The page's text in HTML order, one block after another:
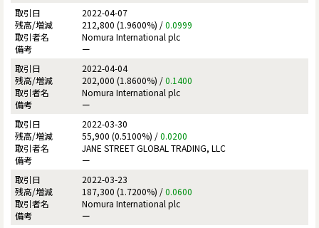
2022-04-07
212,800 (1.9600%) /0.0999
Nomura International plc
ー
2022-04-04
202,000 (1.8600%) /0.1400
Nomura International plc
ー
2022-03-30
55,900 (0.5100%) /0.0200
JANE STREET GLOBAL TRADING, LLC
ー
2022-03-23
187,300 (1.7200%) /0.0600
Nomura International plc
ー